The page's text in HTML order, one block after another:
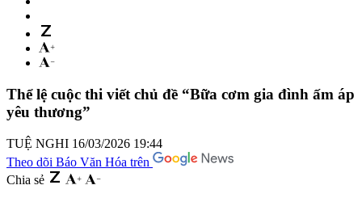
Thể lệ cuộc thi viết chủ đề “Bữa cơm gia đình ấm áp
yêu thương”
TUỆ NGHI 16/03/2026 19:44
Theo dõi Báo Văn Hóa trên
Chia sẻ